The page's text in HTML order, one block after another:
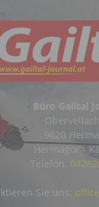
Büro Gailtal
9620
Hermagor -
Telefon:
Sie uns: